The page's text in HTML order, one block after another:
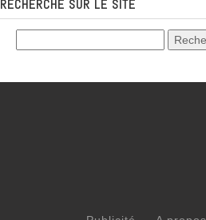
RECHERCHE SUR LE SITE